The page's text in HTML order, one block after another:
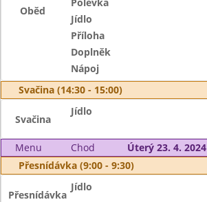
Oběd
Jídlo
Příloha
Doplněk
Nápoj
Svačina (14:30 - 15:00)
Svačina
Jídlo
Menu Chod
Úterý 23. 4. 2024
Přesnídávka (9:00 - 9:30)
Přesnídávka
Jídlo